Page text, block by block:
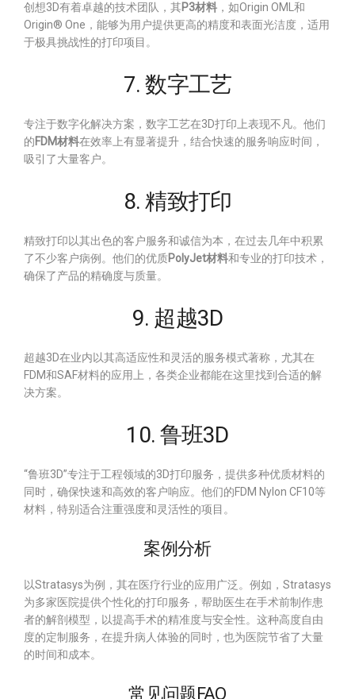
创想3D有着卓越的技术团队，其P3材料 ，如Origin OML和
Origin® One，能够为用户提供更高的精度和表面光洁度，适用
于极具挑战性的打印项目。
7. 数字工艺
专注于数字化解决方案，数字工艺在3D打印上表现不凡。他们
的FDM材料在效率上有显著提升，结合快速的服务响应时间，
吸引了大量客户。
8. 精致打印
精致打印以其出色的客户服务和诚信为本，在过去几年中积累
了不少客户病例。他们的优质PolyJet材料和专业的打印技术，
确保了产品的精确度与质量。
9. 超越3D
超越3D在业内以其高适应性和灵活的服务模式著称，尤其在
FDM和SAF材料的应用上，各类企业都能在这里找到合适的解
决方案。
10. 鲁班3D
“鲁班3D”专注于工程领域的3D打印服务，提供多种优质材料的
同时，确保快速和高效的客户响应。他们的FDM Nylon CF10等
材料，特别适合注重强度和灵活性的项目。
案例分析
以Stratasys为例，其在医疗行业的应用广泛。例如，Stratasys
为多家医院提供个性化的打印服务，帮助医生在手术前制作患
者的解剖模型，以提高手术的精准度与安全性。这种高度自由
度的定制服务，在提升病人体验的同时，也为医院节省了大量
的时间和成本。
常见问题FAQ